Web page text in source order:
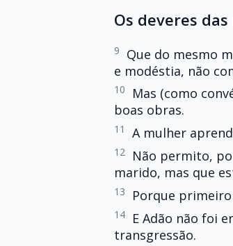
Os deveres
9
Que do mesmo
e modéstia, não
10
Mas (como
boas obras.
11 A mulher
12
Não permito,
marido, mas que
13 Porque
14
E Adão não foi
transgressão.